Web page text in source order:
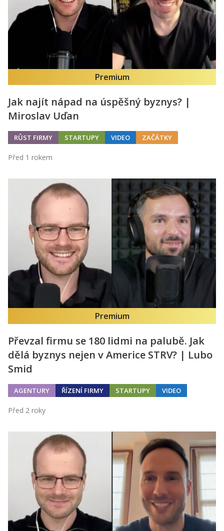
Premium
Jak najít nápad na úspěšný byznys? |
Miroslav Uďan
RŮST FIRMY STARTUPY VIDEO ZAČÁTKY
Před 1 rokem
Premium
Převzal firmu se 180 lidmi na palubě. Jak
dělá byznys nejen v Americe STRV? | Lubo
Smid
AGENTURY ŘÍZENÍ FIRMY STARTUPY VIDEO
Před 2 roky